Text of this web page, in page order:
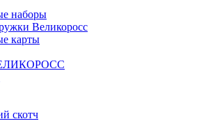
наборы
Великоросс
карты
скотч